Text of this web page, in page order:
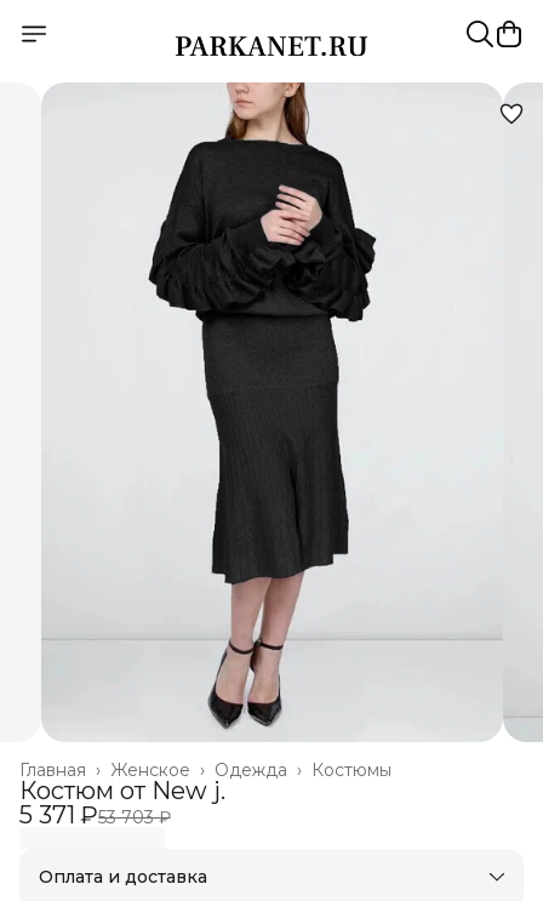
Костюмы
Одежда ›
Женское ›
Главная ›
Костюм от New j.
5 371 ₽53 703 ₽
Оплата и доставка